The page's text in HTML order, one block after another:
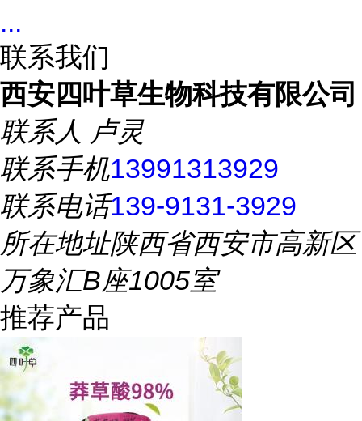
...
联系我们
西安四叶草生物科技有限公司
联系人 卢灵
联系手机13991313929
联系电话139-9131-3929
所在地址陕西省西安市高新区
万象汇B座1005室
推荐产品